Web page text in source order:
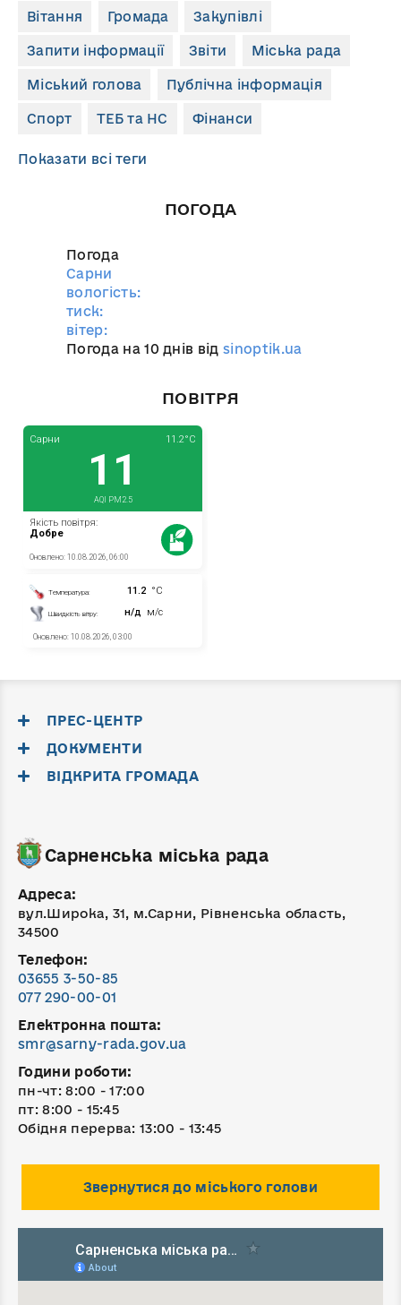
Вітання Громада Закупівлі
Запити інформації Звіти Міська рада
Міський голова Публічна інформація
Спорт ТЕБ та НС Фінанси
Показати всі теги
ПОГОДА
Погода
Сарни
вологість:
тиск:
вітер:
Погода на 10 днів відsinoptik.ua
ПОВІТРЯ
ПРЕС-ЦЕНТР
ДОКУМЕНТИ
ВІДКРИТА ГРОМАДА
Сарненська міська рада
Адреса:
вул.Широка, 31, м.Сарни, Рівненська область,
34500
Телефон:
03655 3-50-85
077 290-00-01
Електронна пошта:
smr@sarny-rada.gov.ua
Години роботи:
пн-чт: 8:00 - 17:00
пт: 8:00 - 15:45
Обідня перерва: 13:00 - 13:45
Звернутися до міського голови